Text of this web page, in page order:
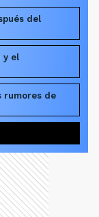
del
y el
rumores de